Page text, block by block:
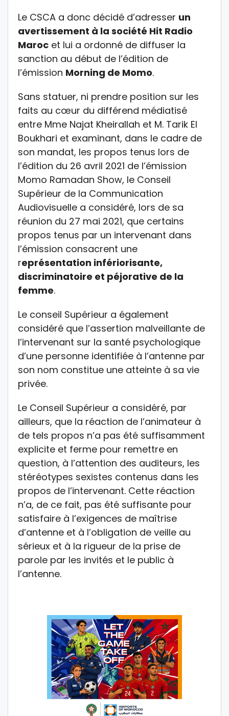
Le CSCA a donc décidé d’adresser un
avertissement à la société Hit Radio
Maroc et lui a ordonné de diffuser la
sanction au début de l’édition de
l’émission Morning de Momo.
Sans statuer, ni prendre position sur les
faits au cœur du différend médiatisé
entre Mme Najat Kheirallah et M. Tarik El
Boukhari et examinant, dans le cadre de
son mandat, les propos tenus lors de
l’édition du 26 avril 2021 de l’émission
Momo Ramadan Show, le Conseil
Supérieur de la Communication
Audiovisuelle a considéré, lors de sa
réunion du 27 mai 2021, que certains
propos tenus par un intervenant dans
l’émission consacrent une
représentation infériorisante,
discriminatoire et péjorative de la
femme.
Le conseil Supérieur a également
considéré que l’assertion malveillante de
l’intervenant sur la santé psychologique
d’une personne identifiée à l’antenne par
son nom constitue une atteinte à sa vie
privée.
Le Conseil Supérieur a considéré, par
ailleurs, que la réaction de l’animateur à
de tels propos n’a pas été suffisamment
explicite et ferme pour remettre en
question, à l’attention des auditeurs, les
stéréotypes sexistes contenus dans les
propos de l’intervenant. Cette réaction
n’a, de ce fait, pas été suffisante pour
satisfaire à l’exigences de maîtrise
d’antenne et à l’obligation de veille au
sérieux et à la rigueur de la prise de
parole par les invités et le public à
l’antenne.